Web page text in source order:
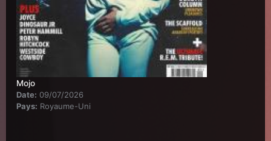
Mojo
Date: 09/07/2026
Pays: Royaume-Uni